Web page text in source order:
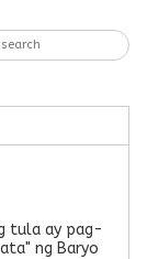
tula ay pag-
ng Baryo